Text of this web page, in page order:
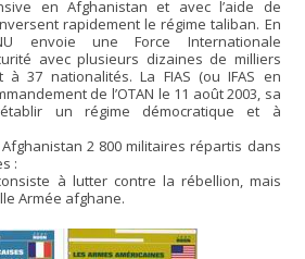
en Afghanistan et avec l’aide de
rapidement le régime taliban. En
envoie une Force Internationale
avec plusieurs dizaines de milliers
à 37 nationalités. La FIAS (ou IFAS en
de l’OTAN le 11 août 2003, sa
un régime démocratique et à
2 800 militaires répartis dans
:
à lutter contre la rébellion, mais
Armée afghane.